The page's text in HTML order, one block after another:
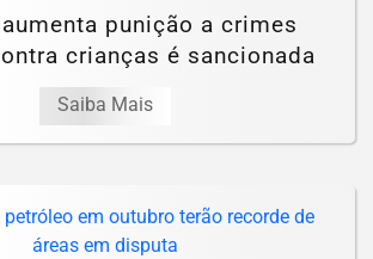
punição a crimes
crianças é sancionada
Saiba Mais